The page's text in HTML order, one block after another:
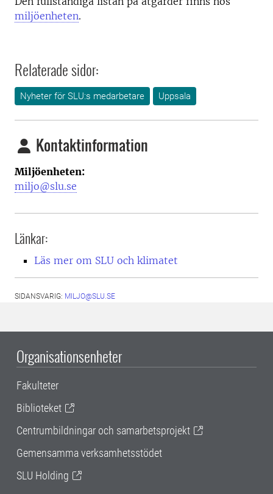
miljöenheten.
Relaterade sidor:
Nyheter för SLU:s medarbetare Uppsala
Kontaktinformation
Miljöenheten:
miljo@slu.se
Länkar:
Läs mer om SLU och klimatet
SIDANSVARIG: MILJO@SLU.SE
Organisationsenheter
Fakulteter
Biblioteket
Centrumbildningar och samarbetsprojekt
Gemensamma verksamhetsstödet
SLU Holding